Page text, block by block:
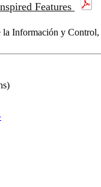
Features
la Información y Control,